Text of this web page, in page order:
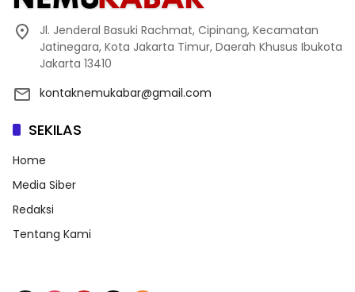
Jl. Jenderal Basuki Rachmat, Cipinang, Kecamatan
Jatinegara, Kota Jakarta Timur, Daerah Khusus Ibukota
Jakarta 13410
kontaknemukabar@gmail.com
SEKILAS
Home
Media Siber
Redaksi
Tentang Kami